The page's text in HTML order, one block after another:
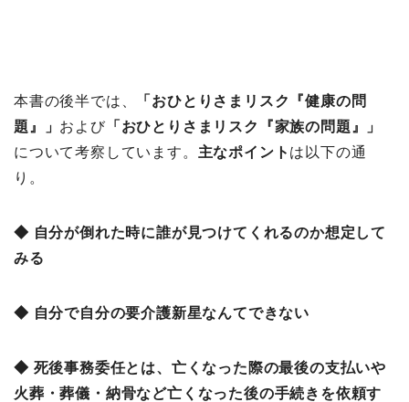
本書の後半では、
「おひとりさまリスク『健康の問
題』」 および「おひとりさまリスク『家族の問題』」
について考察しています。 主なポイント は以下の通
り。
◆ 自分が倒れた時に誰が見つけてくれるのか想定して
みる
◆ 自分で自分の要介護新星なんてできない
◆ 死後事務委任とは、亡くなった際の最後の支払いや
火葬・葬儀・納骨など亡くなった後の手続きを依頼す